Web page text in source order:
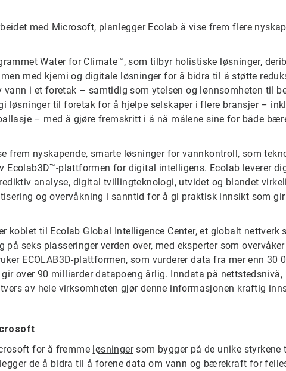
med Microsoft, planlegger Ecolab å vise frem flere
Water for Climate™, som tilbyr holistiske løsninger,
med kjemi og digitale løsninger for å bidra til å støtte
vann i et foretak – samtidig som ytelsen og lønnsomheten til
løsninger til foretak for å hjelpe selskaper i flere bransjer –
– med å gjøre fremskritt i å nå målene sine for både
frem nyskapende, smarte løsninger for vannkontroll, som
Ecolab3D™-plattformen for digital intelligens. Ecolab leverer
analyse, digital tvillingteknologi, utvidet og blandet
og overvåkning i sanntid for å gi praktisk innsikt som
koblet til Ecolab Global Intelligence Center, et globalt nettverk
på seks plasseringer verden over, med eksperter som
ECOLAB3D-plattformen, som vurderer data fra mer enn 30
over 90 milliarder datapoeng årlig. Inndata på nettstedsnivå,
av hele virksomheten gjør denne informasjonen kraftig
for å fremme løsningersom bygger på de unike styrkene
de å bidra til å forene data om vann og bærekraft for